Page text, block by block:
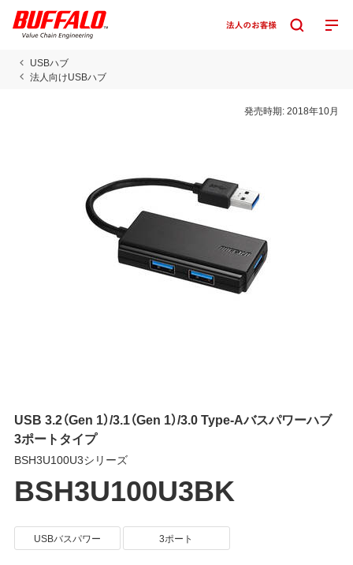
USBハブ
法人向けUSBハブ
発売時期:2018年10月
USB 3.2（Gen 1）/3.1（Gen 1）/3.0 Type-Aバスパワーハブ
3ポートタイプ
BSH3U100U3シリーズ
BSH3U100U3BK
USBバスパワー 3ポート